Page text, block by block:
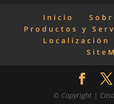
Inicio
Productos y
Localización
© Copyright |